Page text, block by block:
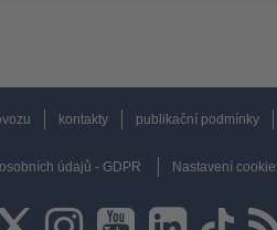
kontakty publikační podmínky
údajů - GDPR Nastavení